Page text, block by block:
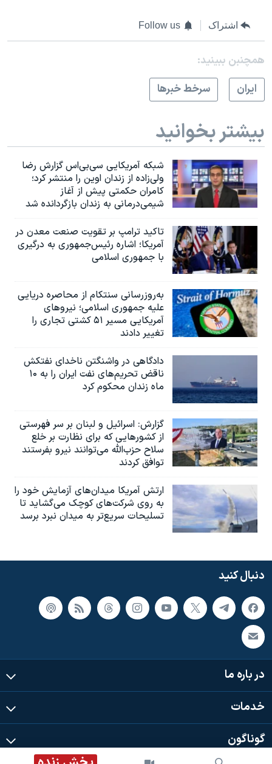
اشتراک Follow us
همچنبن ببینید:
ايران
سرخط خبرها
بیشتر بخوانید
شبکه آمریکایی سی‌بی‌‌اس گزارش رضا
ولی‌زاده از زندان اوین را منتشر کرد؛
کامران حکمتی پیش از آغاز
شیمی‌درمانی به زندان بازگردانده شد
تاکید ترامپ بر تقویت صنعت معدن در
آمریکا؛ اشاره رئیس‌جمهوری به درگیری
با جمهوری اسلامی
به‌روزرسانی سنتکام از محاصره دریایی
علیه جمهوری اسلامی؛ نیروهای
آمریکایی مسیر ۵۱ کشتی تجاری را
تغییر دادند
دادگاهی در واشنگتن ناخدای نفتکش
ناقض تحریم‌های نفت ایران را به ۱۰
ماه زندان محکوم کرد
گزارش‌: اسرائيل و لبنان بر سر فهرستی
از کشورهایی که برای نظارت بر خلع
سلاح حزب‌الله می‌توانند نیرو بفرستند
توافق کردند
ارتش آمریکا میدان‌های آزمایش خود را
به روی شرکت‌های کوچک می‌گشاید تا
تسلیحات سریع‌تر به میدان نبرد برسد
دنبال کنید
در باره ما
خدمات
گوناگون